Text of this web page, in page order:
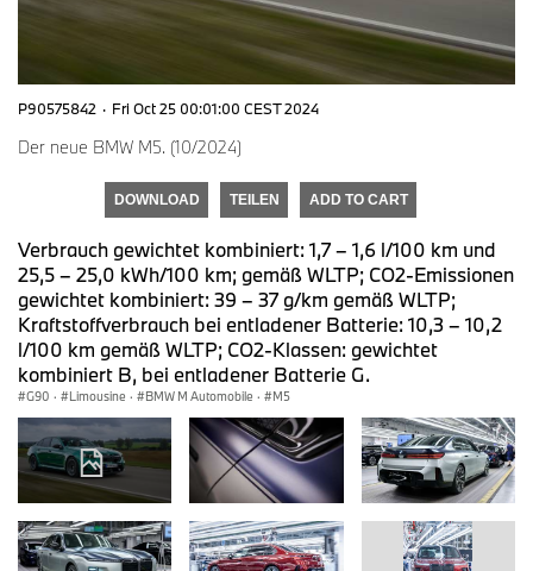
P90575842 · Fri Oct 25 00:01:00 CEST 2024
Der neue BMW M5. (10/2024)
DOWNLOAD TEILEN ADD TO CART
Verbrauch gewichtet kombiniert: 1,7 – 1,6 l/100 km und
25,5 – 25,0 kWh/100 km; gemäß WLTP; CO2-Emissionen
gewichtet kombiniert: 39 – 37 g/km gemäß WLTP;
Kraftstoffverbrauch bei entladener Batterie: 10,3 – 10,2
l/100 km gemäß WLTP; CO2-Klassen: gewichtet
kombiniert B, bei entladener Batterie G.
G90 · Limousine · BMW M Automobile · M5